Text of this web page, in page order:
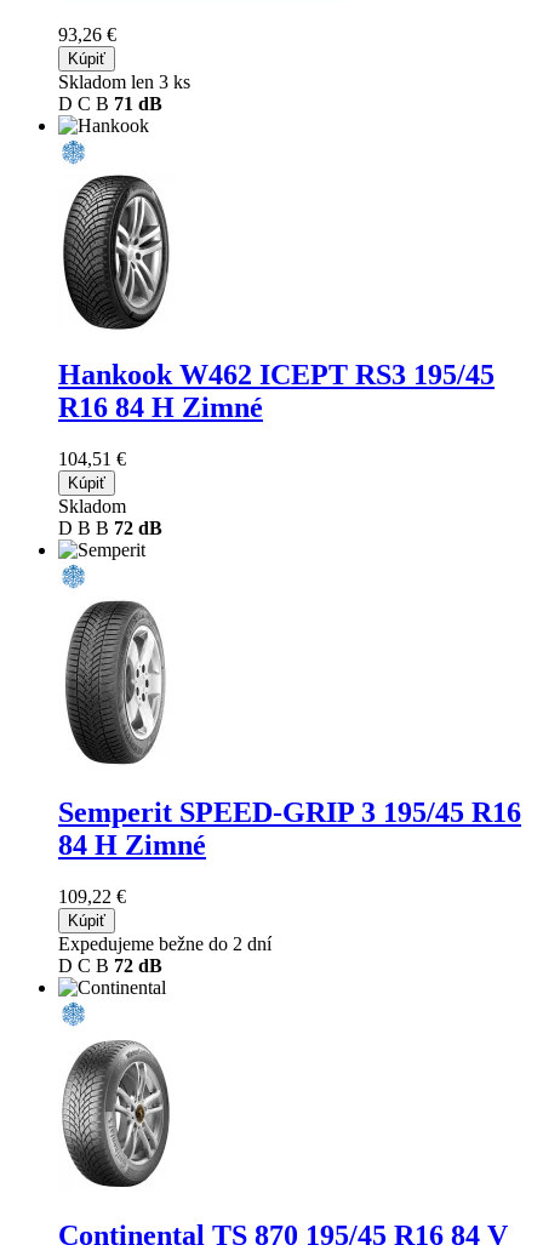
93,26 €
Kúpiť
Skladom len 3 ks
D C B 71 dB
Hankook W462 ICEPT RS3 195/45
R16 84 H Zimné
104,51 €
Kúpiť
Skladom
D B B 72 dB
Semperit SPEED-GRIP 3 195/45 R16
84 H Zimné
109,22 €
Kúpiť
Expedujeme bežne do 2 dní
D C B 72 dB
Continental TS 870 195/45 R16 84 V